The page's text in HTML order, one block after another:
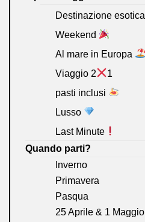
Destinazione esotica
Weekend
Al mare in Europa
Viaggio 2
1
pasti inclusi
Lusso
Last Minute
Quando parti?
Inverno
Primavera
Pasqua
25 Aprile & 1 Maggio